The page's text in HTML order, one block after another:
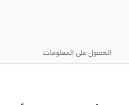
الحصول على المعلومات